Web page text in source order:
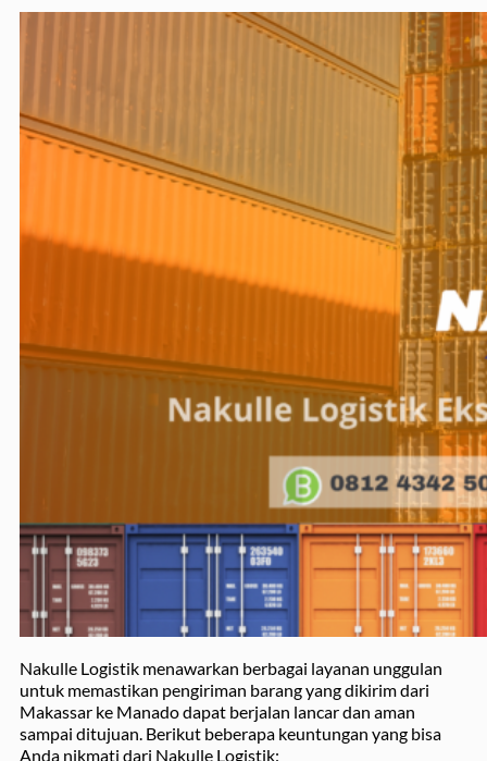
Nakulle Logistik menawarkan berbagai layanan unggulan
untuk memastikan pengiriman barang yang dikirim dari
Makassar ke Manado dapat berjalan lancar dan aman
sampai ditujuan. Berikut beberapa keuntungan yang bisa
Anda nikmati dari Nakulle Logistik: